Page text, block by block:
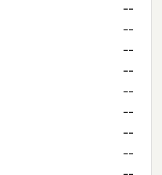
--
--
--
--
--
--
--
--